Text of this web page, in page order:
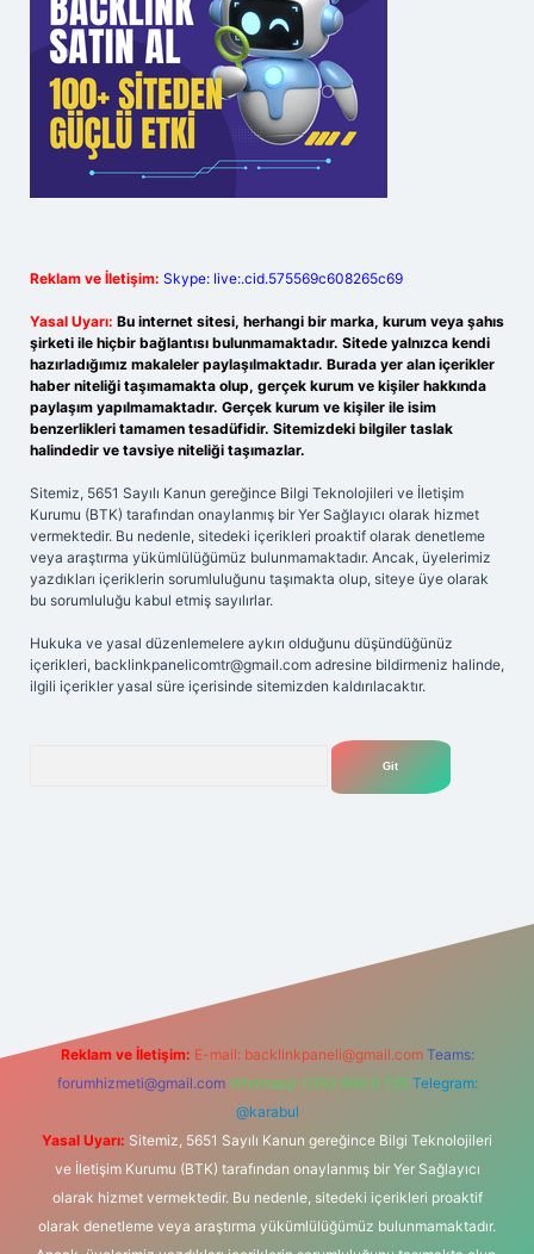
Reklam ve İletişim: Skype: live:.cid.575569c608265c69
Yasal Uyarı: Bu internet sitesi, herhangi bir marka, kurum veya şahıs
şirketi ile hiçbir bağlantısı bulunmamaktadır. Sitede yalnızca kendi
hazırladığımız makaleler paylaşılmaktadır. Burada yer alan içerikler
haber niteliği taşımamakta olup, gerçek kurum ve kişiler hakkında
paylaşım yapılmamaktadır. Gerçek kurum ve kişiler ile isim
benzerlikleri tamamen tesadüfidir. Sitemizdeki bilgiler taslak
halindedir ve tavsiye niteliği taşımazlar.
Sitemiz, 5651 Sayılı Kanun gereğince Bilgi Teknolojileri ve İletişim
Kurumu (BTK) tarafından onaylanmış bir Yer Sağlayıcı olarak hizmet
vermektedir. Bu nedenle, sitedeki içerikleri proaktif olarak denetleme
veya araştırma yükümlülüğümüz bulunmamaktadır. Ancak, üyelerimiz
yazdıkları içeriklerin sorumluluğunu taşımakta olup, siteye üye olarak
bu sorumluluğu kabul etmiş sayılırlar.
Hukuka ve yasal düzenlemelere aykırı olduğunu düşündüğünüz
içerikleri, backlinkpanelicomtr@gmail.com adresine bildirmeniz halinde,
ilgili içerikler yasal süre içerisinde sitemizden kaldırılacaktır.
Reklam ve İletişim: E-mail: backlinkpaneli@gmail.com Teams:
forumhizmeti@gmail.com Whatsapp: 0262 606 0 726 Telegram:
@karabul
Yasal Uyarı: Sitemiz, 5651 Sayılı Kanun gereğince Bilgi Teknolojileri
ve İletişim Kurumu (BTK) tarafından onaylanmış bir Yer Sağlayıcı
olarak hizmet vermektedir. Bu nedenle, sitedeki içerikleri proaktif
olarak denetleme veya araştırma yükümlülüğümüz bulunmamaktadır.